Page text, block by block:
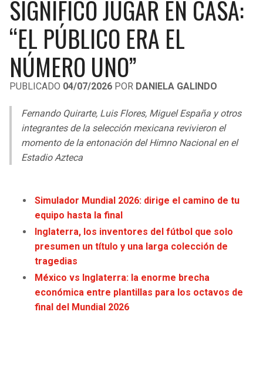
LIGA DE EXPANSIÓN MX
LEAGUES CUP
UEFA EUROPA LEAGUE
UEFA CONFERENCE LEAGUE
MLS
COPA LIBERTADORES
COPA SUDAMERICANA
LIGA BETPLAY
OTRAS LIGAS
RAIDERS
CHARGERS
RAVENS
TEXANS
COLTS
JAGUARS
TITANS
CAVALIERS
PISTONS
PACERS
HEAT
MAGIC
WIZARDS
WARRIORS
SIGNIFICÓ JUGAR EN CASA:
“EL PÚBLICO ERA EL
NÚMERO UNO”
PUBLICADO 04/07/2026 POR DANIELA GALINDO
Fernando Quirarte, Luis Flores, Miguel España y otros
integrantes de la selección mexicana revivieron el
momento de la entonación del Himno Nacional en el
Estadio Azteca
Simulador Mundial 2026: dirige el camino de tu
equipo hasta la final
Inglaterra, los inventores del fútbol que solo
presumen un título y una larga colección de
tragedias
México vs Inglaterra: la enorme brecha
económica entre plantillas para los octavos de
final del Mundial 2026